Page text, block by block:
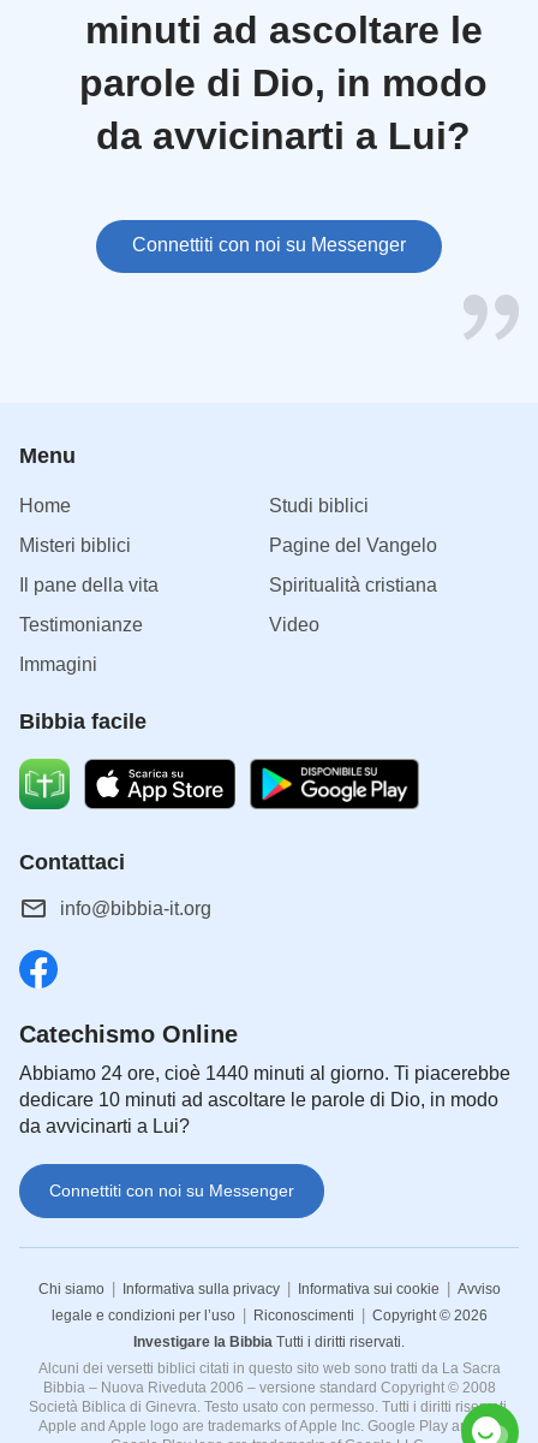
minuti ad ascoltare le
parole di Dio, in modo
da avvicinarti a Lui?
Connettiti con noi su Messenger
Menu
Home
Studi biblici
Misteri biblici
Pagine del Vangelo
Il pane della vita
Spiritualità cristiana
Testimonianze
Video
Immagini
Bibbia facile
Contattaci
info@bibbia-it.org
Catechismo Online
Abbiamo 24 ore, cioè 1440 minuti al giorno. Ti piacerebbe
dedicare 10 minuti ad ascoltare le parole di Dio, in modo
da avvicinarti a Lui?
Connettiti con noi su Messenger
Chi siamo | Informativa sulla privacy | Informativa sui cookie | Avviso
legale e condizioni per l’uso | Riconoscimenti | Copyright © 2026
Investigare la Bibbia Tutti i diritti riservati.
Alcuni dei versetti biblici citati in questo sito web sono tratti da La Sacra
Bibbia – Nuova Riveduta 2006 – versione standard Copyright © 2008
Società Biblica di Ginevra. Testo usato con permesso. Tutti i diritti riservati.
Apple and Apple logo are trademarks of Apple Inc. Google Play and the